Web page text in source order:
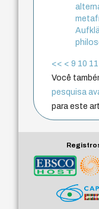
<< < 9 10 11
Você
pesquisa
para este